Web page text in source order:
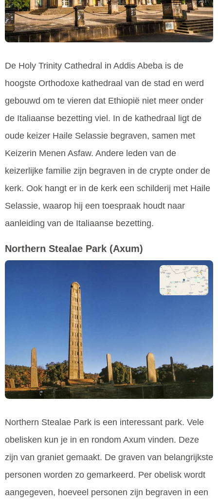
De Holy Trinity Cathedral in Addis Abeba is de
hoogste Orthodoxe kathedraal van de stad en werd
gebouwd om te vieren dat Ethiopië niet meer onder
de Italiaanse bezetting viel. In de kathedraal ligt de
oude keizer Haile Selassie begraven, samen met
Keizerin Menen Asfaw. Andere leden van de
keizerlijke familie zijn begraven in de crypte onder de
kerk. Ook hangt er in de kerk een schilderij met Haile
Selassie, waarop hij een toespraak houdt naar
aanleiding van de Italiaanse bezetting.
Northern Stealae Park (Axum)
Northern Stealae Park is een interessant park. Vele
obelisken kun je in en rondom Axum vinden. Deze
zijn van graniet gemaakt. De graven van belangrijkste
personen worden zo gemarkeerd. Per obelisk wordt
aangegeven, hoeveel personen zijn begraven in een